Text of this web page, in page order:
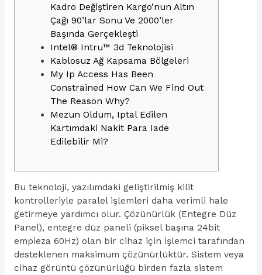
Kadro Değiştiren Kargo’nun Altın
Çağı 90’lar Sonu Ve 2000’ler
Başında Gerçekleşti
Intel® Intru™ 3d Teknolojisi
Kablosuz Ağ Kapsama Bölgeleri
My Ip Access Has Been
Constrained How Can We Find Out
The Reason Why?
Mezun Oldum, Iptal Edilen
Kartımdaki Nakit Para Iade
Edilebilir Mi?
Bu teknoloji, yazılımdaki geliştirilmiş kilit
kontrolleriyle paralel işlemleri daha verimli hale
getirmeye yardımcı olur. Çözünürlük (Entegre Düz
Panel), entegre düz paneli (piksel başına 24bit
empieza 60Hz) olan bir cihaz için işlemci tarafından
desteklenen maksimum çözünürlüktür. Sistem veya
cihaz görüntü çözünürlüğü birden fazla sistem